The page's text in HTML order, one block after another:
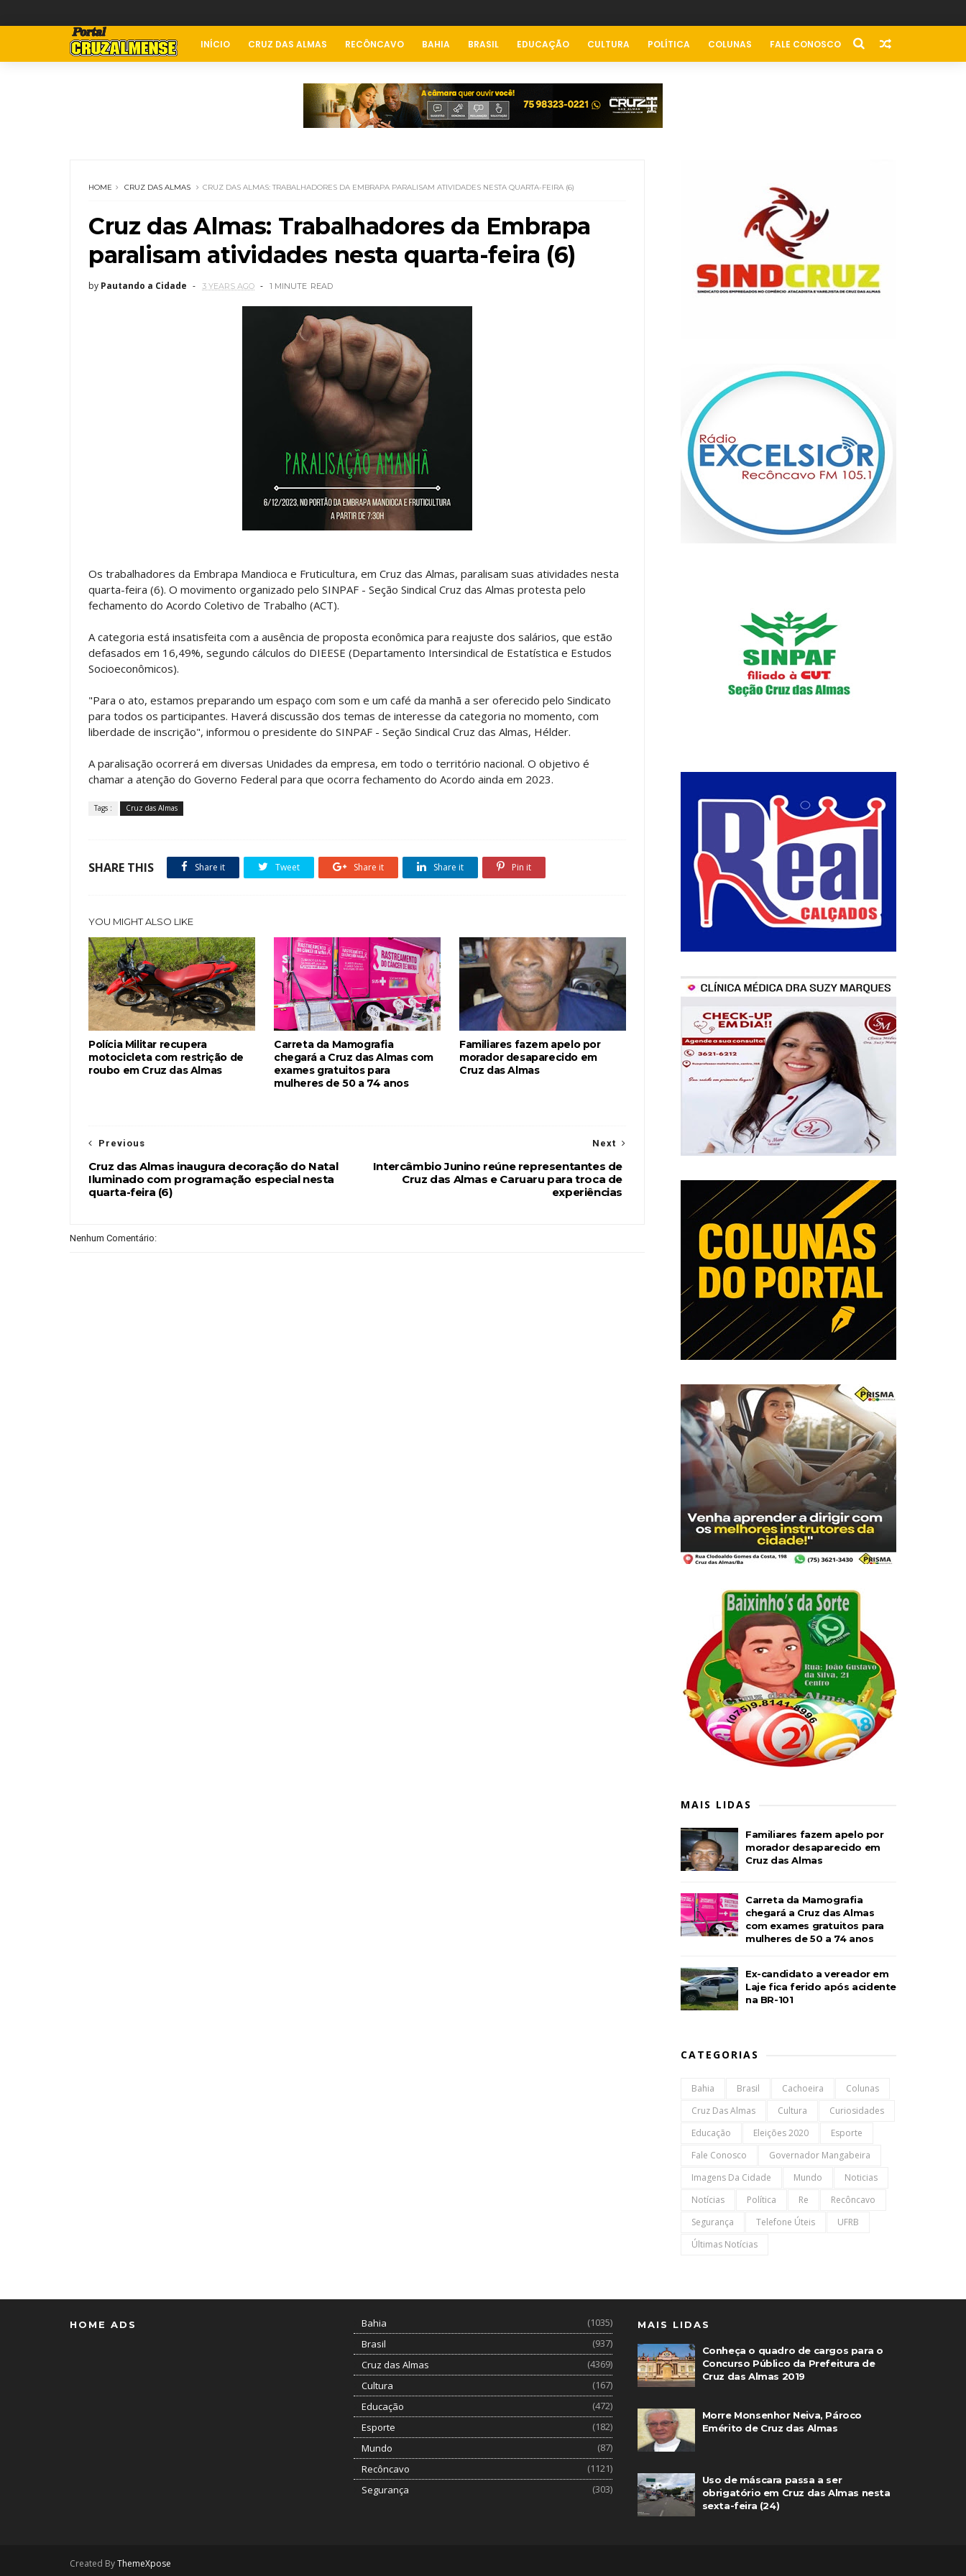
INÍCIO CRUZ DAS ALMAS RECÔNCAVO BAHIA BRASIL EDUCAÇÃO CULTURA POLÍTICA COLUNAS FALE CONOSCO
HOME CRUZ DAS ALMAS CRUZ DAS ALMAS: TRABALHADORES DA EMBRAPA PARALISAM ATIVIDADES NESTA QUARTA-FEIRA (6)
Cruz das Almas: Trabalhadores da Embrapa
paralisam atividades nesta quarta-feira (6)
by Pautando a Cidade 3 YEARS AGO 1 MINUTE READ
Os trabalhadores da Embrapa Mandioca e Fruticultura, em Cruz das Almas, paralisam suas atividades nesta
quarta-feira (6). O movimento organizado pelo SINPAF - Seção Sindical Cruz das Almas protesta pelo
fechamento do Acordo Coletivo de Trabalho (ACT).
A categoria está insatisfeita com a ausência de proposta econômica para reajuste dos salários, que estão
defasados em 16,49%, segundo cálculos do DIEESE (Departamento Intersindical de Estatística e Estudos
Socioeconômicos).
"Para o ato, estamos preparando um espaço com som e um café da manhã a ser oferecido pelo Sindicato
para todos os participantes. Haverá discussão dos temas de interesse da categoria no momento, com
liberdade de inscrição", informou o presidente do SINPAF - Seção Sindical Cruz das Almas, Hélder.
A paralisação ocorrerá em diversas Unidades da empresa, em todo o território nacional. O objetivo é
chamar a atenção do Governo Federal para que ocorra fechamento do Acordo ainda em 2023.
Tags : Cruz das Almas
SHARE THIS Share it Tweet Share it Share it Pin it
YOU MIGHT ALSO LIKE
Polícia Militar recupera
motocicleta com restrição de
roubo em Cruz das Almas
Carreta da Mamografia
chegará a Cruz das Almas com
exames gratuitos para
mulheres de 50 a 74 anos
Familiares fazem apelo por
morador desaparecido em
Cruz das Almas
Next
Intercâmbio Junino reúne representantes de
Cruz das Almas e Caruaru para troca de
experiências
Previous
Cruz das Almas inaugura decoração do Natal
Iluminado com programação especial nesta
quarta-feira (6)
Nenhum Comentário:
MAIS LIDAS
Familiares fazem apelo por
morador desaparecido em
Cruz das Almas
Carreta da Mamografia
chegará a Cruz das Almas
com exames gratuitos para
mulheres de 50 a 74 anos
Ex-candidato a vereador em
Laje fica ferido após acidente
na BR-101
CATEGORIAS
Bahia Brasil Cachoeira
Colunas
Cruz Das Almas
Cultura
Curiosidades
Educação
Eleições 2020
Esporte
Fale Conosco
Governador Mangabeira
Imagens Da Cidade
Mundo
Noticias
Notícias
Política Re
Recôncavo
Segurança
Telefone Úteis
UFRB
Últimas Notícias
HOME ADS Bahia
(1035)
Brasil
(937)
Cruz das Almas
(4369)
Cultura
(167)
Educação
(472)
Esporte
(182)
Mundo
(87)
Recôncavo
(1121)
Segurança
(303)
MAIS LIDAS
Conheça o quadro de cargos para o
Concurso Público da Prefeitura de
Cruz das Almas 2019
Morre Monsenhor Neiva, Pároco
Emérito de Cruz das Almas
Uso de máscara passa a ser
obrigatório em Cruz das Almas nesta
sexta-feira (24)
Created ByThemeXpose